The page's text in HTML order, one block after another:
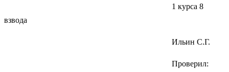
1 курса 8
взвода
Ильин С.Г.
Проверил: